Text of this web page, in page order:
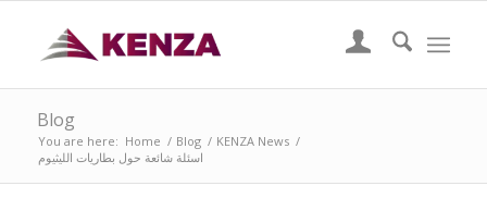
Blog
You are here: Home / Blog / KENZA News /
اسئلة شائعة حول بطاريات الليثيوم